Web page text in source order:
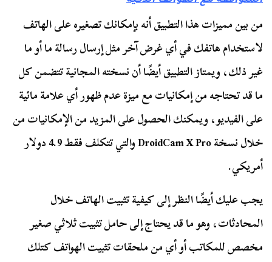
من بين مميزات هذا التطبيق أنه بإمكانك تصغيره على الهاتف
لاستخدام هاتفك في أي غرض آخر مثل إرسال رسالة ما أو ما
غير ذلك، ويمتاز التطبيق أيضًا أن نسخته المجانية تتضمن كل
ما قد تحتاجه من إمكانيات مع ميزة عدم ظهور أي علامة مائية
على الفيديو، ويمكنك الحصول على المزيد من الإمكانيات من
خلال نسخة DroidCam X Pro والتي تتكلف فقط 4.9 دولار
أمريكي.
يجب عليك أيضًا النظر إلى كيفية تثبيت الهاتف خلال
المحادثات، وهو ما قد يحتاج إلى حامل تثبيت ثلاثي صغير
مخصص للمكاتب أو أي من ملحقات تثبيت الهواتف كتلك